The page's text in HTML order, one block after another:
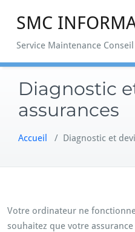
SMC
Service Maintenance Conseil
Diagnostic
assurances
Accueil / Diagnostic et
Votre ordinateur ne
souhaitez que votre